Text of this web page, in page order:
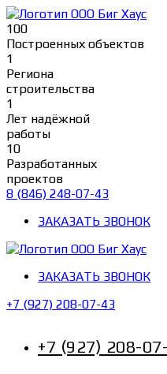
Перейти
к
содержимому
100
Построенных объектов
1
Региона
строительства
1
Лет надёжной
работы
10
Разработанных
проектов
8 (846) 248-07-43
ЗАКАЗАТЬ ЗВОНОК
ЗАКАЗАТЬ ЗВОНОК
+7 (927) 208-07-43
+7 (927) 208-